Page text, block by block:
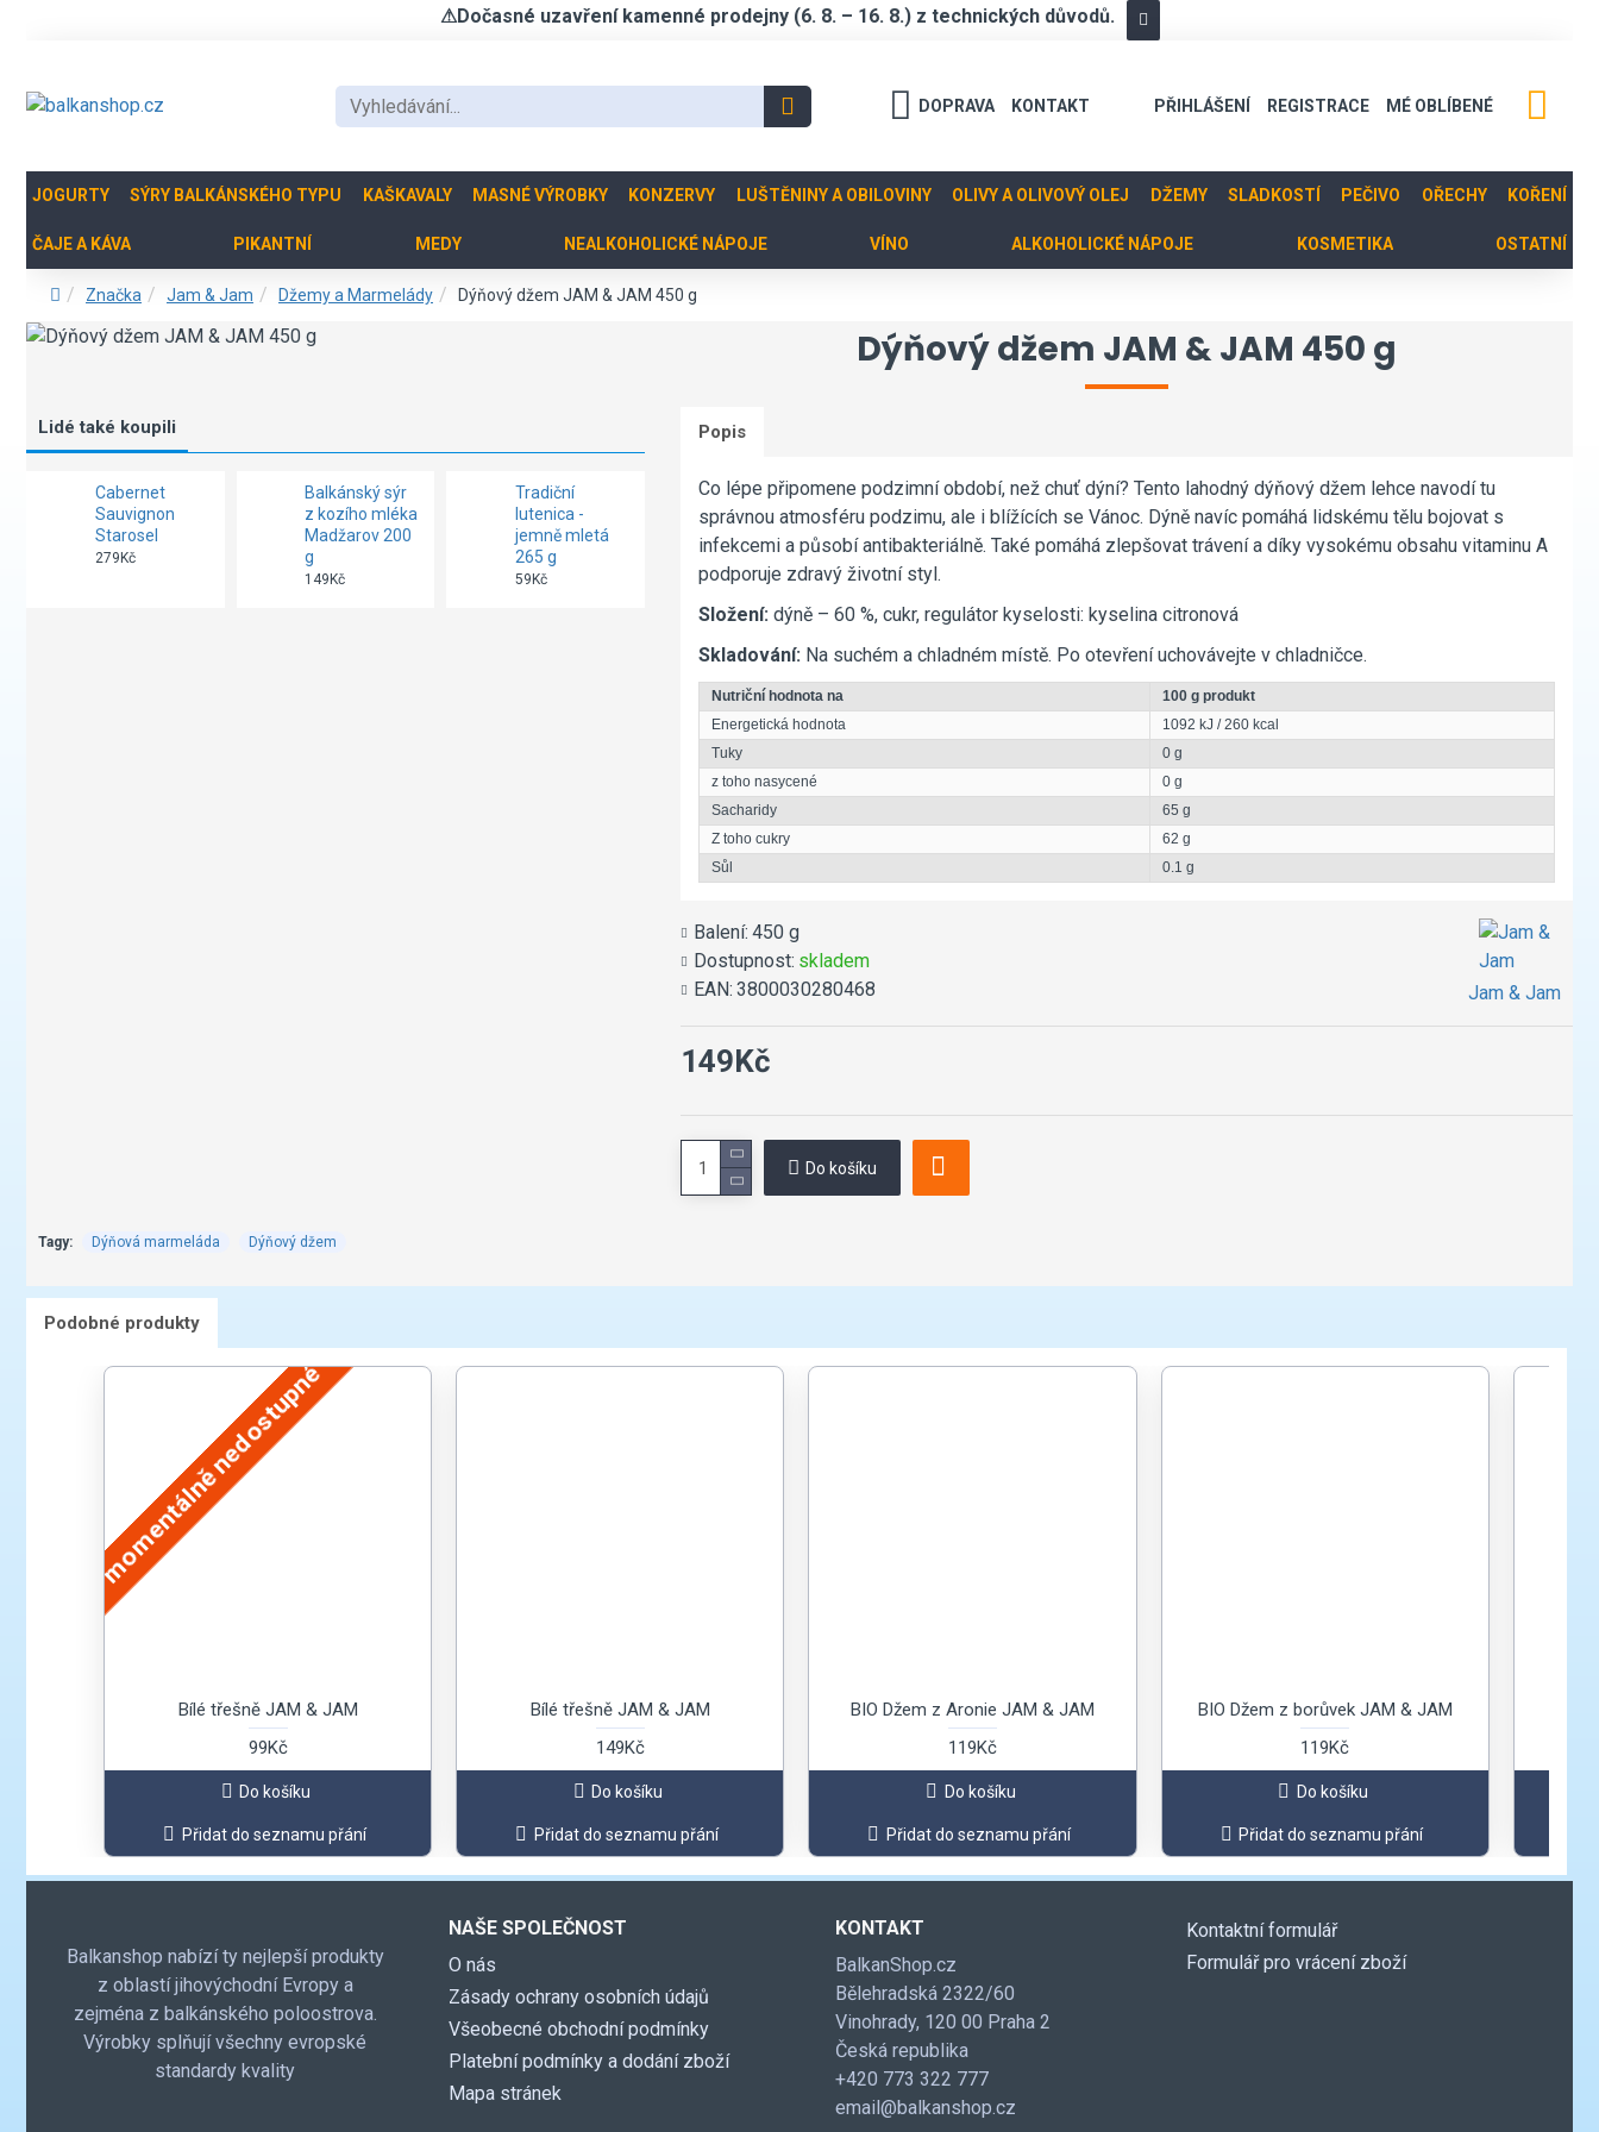
⚠Dočasné uzavření kamenné prodejny (6. 8. – 16. 8.) z technických důvodů.
DOPRAVA KONTAKT PŘIHLÁŠENÍ REGISTRACE MÉ OBLÍBENÉ
JOGURTY SÝRY BALKÁNSKÉHO TYPU KAŠKAVALY MASNÉ VÝROBKY KONZERVY LUŠTĚNINY A OBILOVINY OLIVY A OLIVOVÝ OLEJ DŽEMY SLADKOSTÍ PEČIVO OŘECHY KOŘENÍ
ČAJE A KÁVA PIKANTNÍ MEDY NEALKOHOLICKÉ NÁPOJE VÍNO ALKOHOLICKÉ NÁPOJE KOSMETIKA OSTATNÍ
Značka Jam & Jam Džemy a Marmelády Dýňový džem JAM & JAM 450 g
Lidé také koupili
Cabernet
Sauvignon
Starosel
279Kč
Balkánský sýr
z kozího mléka
Madžarov 200
g
149Kč
Tradiční
lutenica -
jemně mletá
265 g
59Kč
Lutenica
babiččina
hrubě mleté
Olineza 250 g
79Kč
Lutenica
domácí hrubě
mletá Olineza
260 g
79Kč
Dýňový džem JAM & JAM 450 g
Popis
Co lépe připomene podzimní období, než chuť dýní? Tento lahodný dýňový džem lehce navodí tu
správnou atmosféru podzimu, ale i blížících se Vánoc. Dýně navíc pomáhá lidskému tělu bojovat s
infekcemi a působí antibakteriálně. Také pomáhá zlepšovat trávení a díky vysokému obsahu vitaminu A
podporuje zdravý životní styl.
Složení: dýně – 60 %, cukr, regulátor kyselosti: kyselina citronová
Skladování: Na suchém a chladném místě. Po otevření uchovávejte v chladničce.
Nutriční hodnota na
100 g produkt
Energetická hodnota
1092 kJ / 260 kcal
Tuky
0 g
z toho nasycené
0 g
Sacharidy
65 g
Z toho cukry
62 g
Sůl
0.1 g
Balení: 450 g
Dostupnost: skladem
EAN: 3800030280468 Jam & Jam
149Kč
Do košíku
Tagy: Dýňová marmeláda Dýňový džem
Podobné produkty
momentálně nedostupné
Bílé třešně JAM & JAM
99Kč
Do košíku
Přidat do seznamu přání
Bílé třešně JAM & JAM
149Kč
Do košíku
Přidat do seznamu přání
BIO Džem z Aronie JAM & JAM
119Kč
Do košíku
Přidat do seznamu přání
BIO Džem z borůvek JAM & JAM
119Kč
Do košíku
Přidat do seznamu přání
Balkanshop nabízí ty nejlepší produkty
z oblastí jihovýchodní Evropy a
zejména z balkánského poloostrova.
Výrobky splňují všechny evropské
standardy kvality
NAŠE SPOLEČNOST
O nás
Zásady ochrany osobních údajů
Všeobecné obchodní podmínky
Platební podmínky a dodání zboží
Mapa stránek
KONTAKT
BalkanShop.cz
Bělehradská 2322/60
Vinohrady, 120 00 Praha 2
Česká republika
+420 773 322 777
email@balkanshop.cz
Kontaktní formulář
Formulář pro vrácení zboží